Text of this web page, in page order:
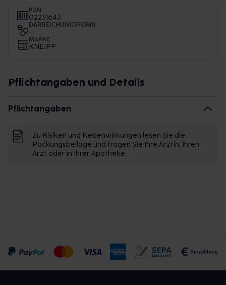
PZN
02231643
DARREICHUNGSFORM
-
MARKE
KNEIPP
Pflichtangaben und Details
Pflichtangaben
Zu Risiken und Nebenwirkungen lesen Sie die
Packungsbeilage und fragen Sie Ihre Ärztin, Ihren
Arzt oder in Ihrer Apotheke.